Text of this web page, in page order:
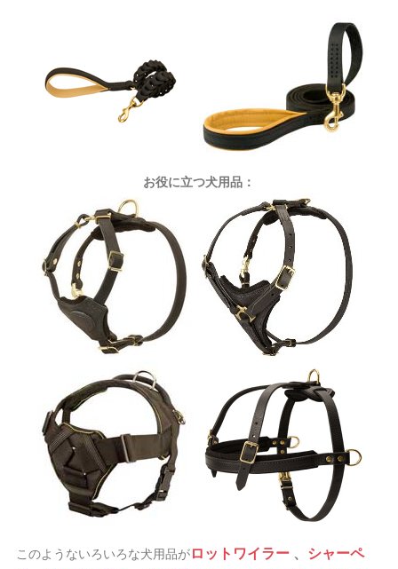
お役に立つ犬用品：
このようないろいろな犬用品がロットワイラー 、 シャーペ